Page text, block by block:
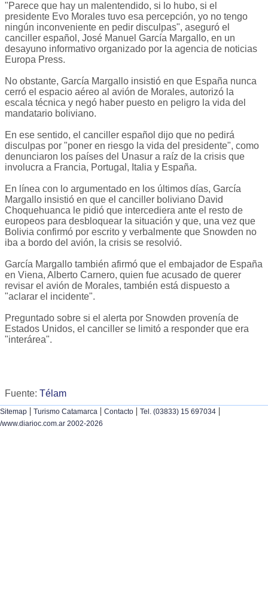
"Parece que hay un malentendido, si lo hubo, si el
presidente Evo Morales tuvo esa percepción, yo no tengo
ningún inconveniente en pedir disculpas", aseguró el
canciller español, José Manuel García Margallo, en un
desayuno informativo organizado por la agencia de noticias
Europa Press.
No obstante, García Margallo insistió en que España nunca
cerró el espacio aéreo al avión de Morales, autorizó la
escala técnica y negó haber puesto en peligro la vida del
mandatario boliviano.
En ese sentido, el canciller español dijo que no pedirá
disculpas por "poner en riesgo la vida del presidente", como
denunciaron los países del Unasur a raíz de la crisis que
involucra a Francia, Portugal, Italia y España.
En línea con lo argumentado en los últimos días, García
Margallo insistió en que el canciller boliviano David
Choquehuanca le pidió que intercediera ante el resto de
europeos para desbloquear la situación y que, una vez que
Bolivia confirmó por escrito y verbalmente que Snowden no
iba a bordo del avión, la crisis se resolvió.
García Margallo también afirmó que el embajador de España
en Viena, Alberto Carnero, quien fue acusado de querer
revisar el avión de Morales, también está dispuesto a
"aclarar el incidente".
Preguntado sobre si el alerta por Snowden provenía de
Estados Unidos, el canciller se limitó a responder que era
"interárea".
Fuente: Télam
Sitemap | Turismo Catamarca | Contacto | Tel. (03833) 15 697034 |
/www.diarioc.com.ar 2002-2026